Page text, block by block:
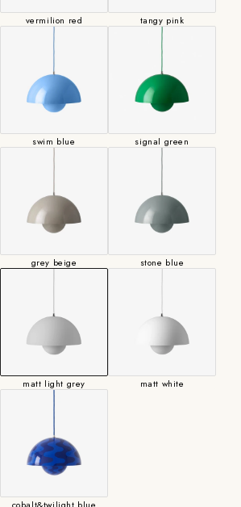
vermilion red tangy pink
swim blue signal green
grey beige stone blue
matt light grey matt white
cobalt&twilight blue